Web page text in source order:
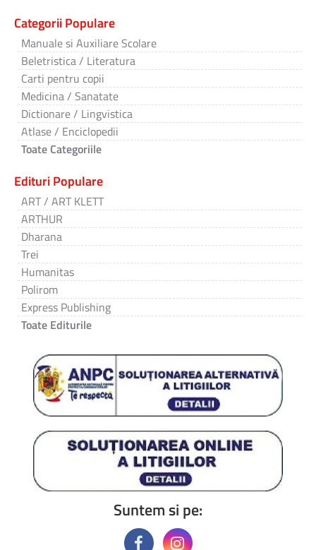
Categorii Populare
Manuale si Auxiliare Scolare
Beletristica / Literatura
Carti pentru copii
Medicina / Sanatate
Dictionare / Lingvistica
Atlase / Enciclopedii
Toate Categoriile
Edituri Populare
ART / ART KLETT
ARTHUR
Dharana
Trei
Humanitas
Polirom
Express Publishing
Toate Editurile
Suntem si pe: